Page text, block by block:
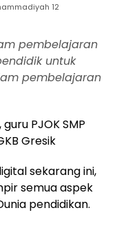
12
pembelajaran
untuk
pembelajaran
PJOK SMP
Gresik
sekarang ini,
semua aspek
pendidikan.